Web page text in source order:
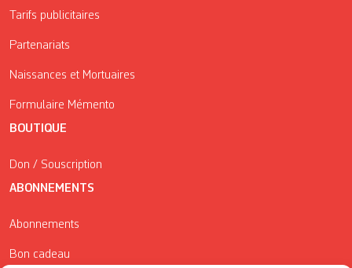
Tarifs publicitaires
Partenariats
Naissances et Mortuaires
Formulaire Mémento
BOUTIQUE
Don / Souscription
ABONNEMENTS
Abonnements
Bon cadeau